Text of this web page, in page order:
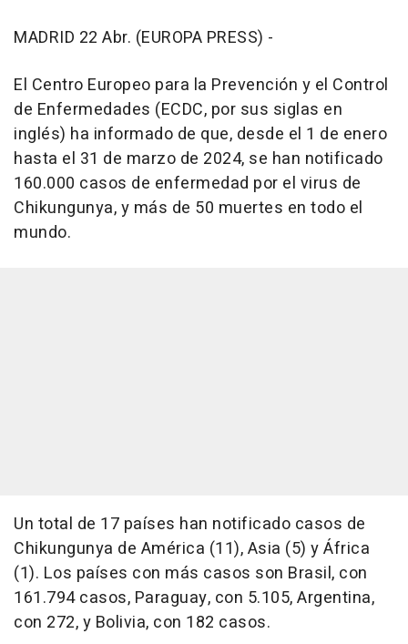
MADRID 22 Abr. (EUROPA PRESS) -
El Centro Europeo para la Prevención y el Control
de Enfermedades (ECDC, por sus siglas en
inglés) ha informado de que, desde el 1 de enero
hasta el 31 de marzo de 2024, se han notificado
160.000 casos de enfermedad por el virus de
Chikungunya, y más de 50 muertes en todo el
mundo.
Un total de 17 países han notificado casos de
Chikungunya de América (11), Asia (5) y África
(1). Los países con más casos son Brasil, con
161.794 casos, Paraguay, con 5.105, Argentina,
con 272, y Bolivia, con 182 casos.